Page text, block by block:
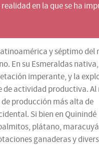
en la que se ha
y séptimo del
En su Esmeraldas nativa,
imperante, y la
de actividad productiva.
producción más alta de
Si bien en Quinindé
plátano,
ganaderas y